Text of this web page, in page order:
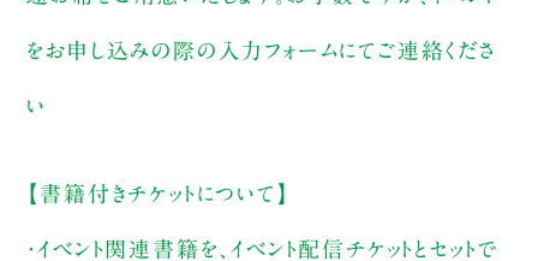
をお申し込みの際の入力フォームにてご連絡くださ
い
【書籍付きチケットについて】
・イベント関連書籍を、イベント配信チケットとセットで